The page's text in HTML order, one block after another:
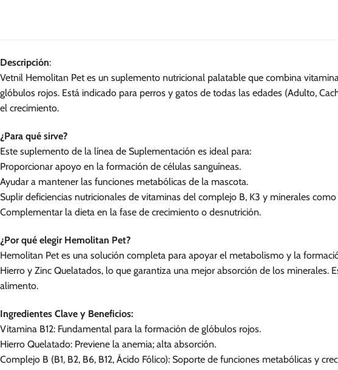
Descripción:
Vetnil Hemolitan Pet es un suplemento nutricional palatable que combina
glóbulos rojos. Está indicado para perros y gatos de todas las edades (Adulto,
el crecimiento.
¿Para qué sirve?
Este suplemento de la línea de Suplementación es ideal para:
Proporcionar apoyo en la formación de células sanguíneas.
Ayudar a mantener las funciones metabólicas de la mascota.
Suplir deficiencias nutricionales de vitaminas del complejo B, K3 y minerales
Complementar la dieta en la fase de crecimiento o desnutrición.
¿Por qué elegir Hemolitan Pet?
Hemolitan Pet es una solución completa para apoyar el metabolismo y la
Hierro y Zinc Quelatados, lo que garantiza una mejor absorción de los
alimento.
Ingredientes Clave y Beneficios:
Vitamina B12: Fundamental para la formación de glóbulos rojos.
Hierro Quelatado: Previene la anemia; alta absorción.
Complejo B (B1, B2, B6, B12, Ácido Fólico): Soporte de funciones metabólicas y